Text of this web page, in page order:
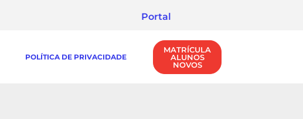
Portal
POLÍTICA DE PRIVACIDADE
MATRÍCULA
ALUNOS
NOVOS